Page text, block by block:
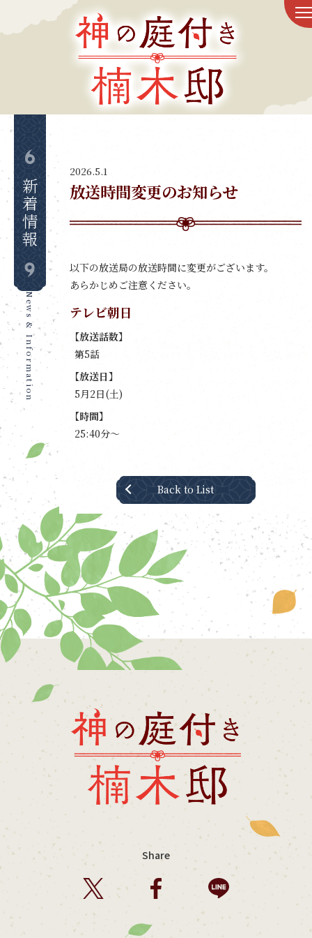
トップ
新着情報
スタッフ&キャスト
登場人物
スペシャル
書籍情報
新着情報
News & Information
2026.5.1
放送時間変更のお知らせ
以下の放送局の放送時間に変更がございます。
あらかじめご注意ください。
テレビ朝日
【放送話数】
第5話
【放送日】
5月2日(土)
【時間】
25:40分〜
Back to List
Share